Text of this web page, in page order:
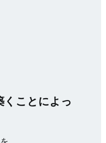
くことによっ
、